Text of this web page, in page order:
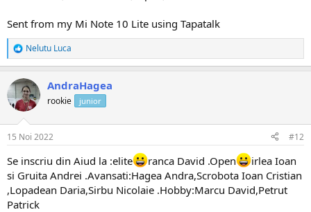
Sent from my Mi Note 10 Lite using Tapatalk
R
e
c
ț
i
Nelutu Luca
AndraHagea
rookie junior
15 Noi 2022 #12
Se inscriu din Aiud la :elite ranca David .Open
irlea Ioan
si Gruita Andrei .Avansati:Hagea Andra,Scrobota Ioan Cristian
,Lopadean Daria,Sirbu Nicolaie .Hobby:Marcu David,Petrut
Patrick